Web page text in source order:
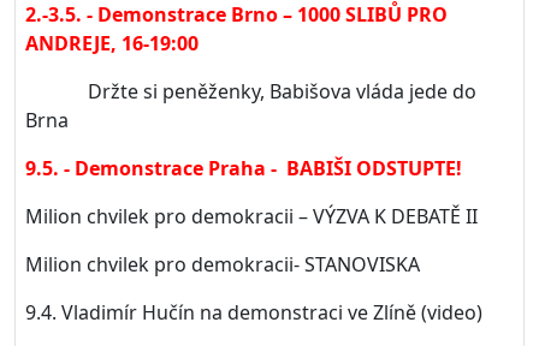
2.-3.5. - Demonstrace Brno – 1000 SLIBŮ PRO
ANDREJE, 16-19:00
Držte si peněženky, Babišova vláda jede do
Brna
9.5. - Demonstrace Praha - BABIŠI ODSTUPTE!
Milion chvilek pro demokracii – VÝZVA K DEBATĚ II
Milion chvilek pro demokracii- STANOVISKA
9.4. Vladimír Hučín na demonstraci ve Zlíně (video)